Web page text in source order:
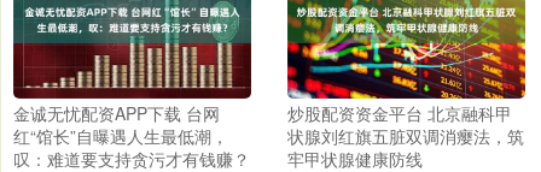
金诚无忧配资APP下载 台网
红“馆长”自曝遇人生最低潮，
叹：难道要支持贪污才有钱赚？
炒股配资资金平台 北京融科甲
状腺刘红旗五脏双调消瘿法，筑
牢甲状腺健康防线